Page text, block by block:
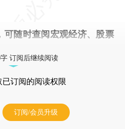
可随时查阅宏观经济、股票
订阅后继续阅读
已订阅的阅读权限
订阅/会员升级